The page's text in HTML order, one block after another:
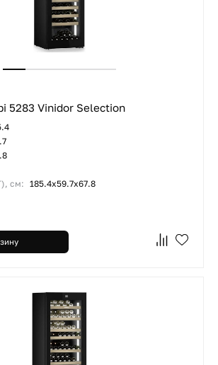
5283 Vinidor Selection
см: 185.4х59.7х67.8